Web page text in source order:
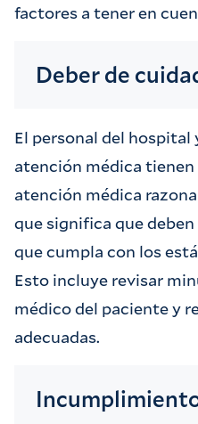
factores a tener en
Deber de
El personal del
atención médica
atención médica
que significa que
que cumpla con los
Esto incluye revisar
médico del paciente y
adecuadas.